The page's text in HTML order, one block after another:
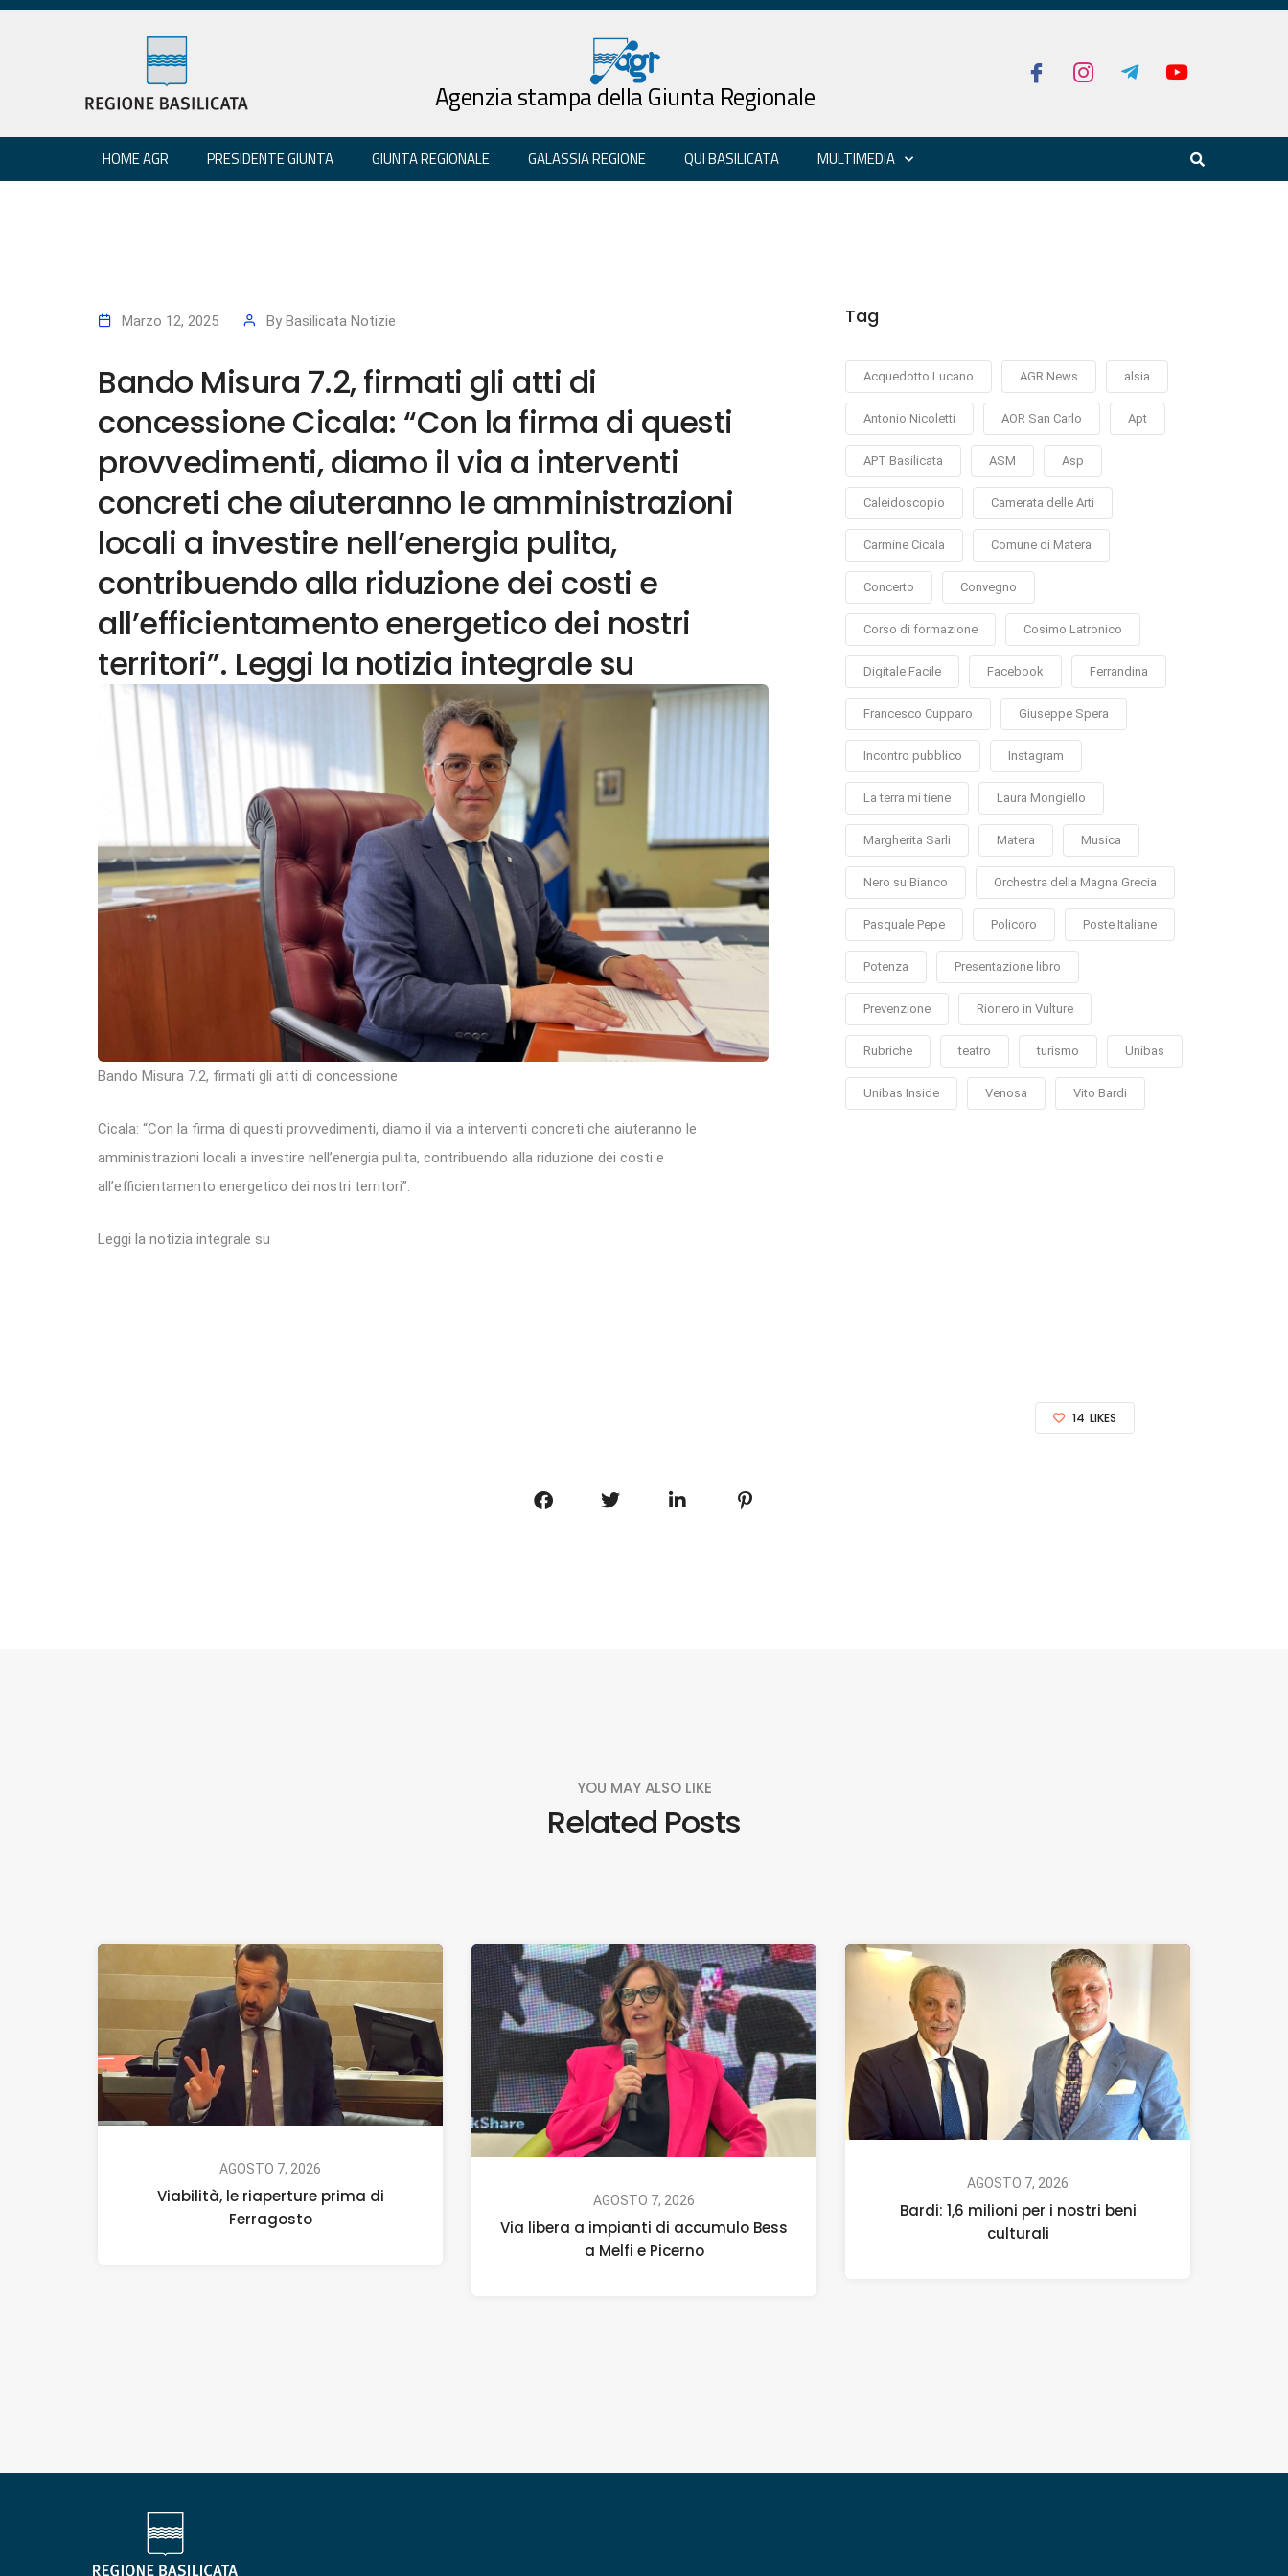
Agenzia stampa della Giunta Regionale
HOME AGR PRESIDENTE GIUNTA GIUNTA REGIONALE GALASSIA REGIONE QUI BASILICATA MULTIMEDIA
Marzo 12, 2025 By Basilicata Notizie
Bando Misura 7.2, firmati gli atti di
concessione Cicala: “Con la firma di questi
provvedimenti, diamo il via a interventi
concreti che aiuteranno le amministrazioni
locali a investire nell’energia pulita,
contribuendo alla riduzione dei costi e
all’efficientamento energetico dei nostri
territori”. Leggi la notizia integrale su
Bando Misura 7.2, firmati gli atti di concessione
Cicala: “Con la firma di questi provvedimenti, diamo il via a interventi concreti che aiuteranno le
amministrazioni locali a investire nell’energia pulita, contribuendo alla riduzione dei costi e
all’efficientamento energetico dei nostri territori”.
Leggi la notizia integrale su
Tag
Acquedotto Lucano AGR News alsia
Antonio Nicoletti AOR San Carlo Apt
APT Basilicata ASM Asp
Caleidoscopio Camerata delle Arti
Carmine Cicala Comune di Matera
Concerto Convegno
Corso di formazione Cosimo Latronico
Digitale Facile Facebook Ferrandina
Francesco Cupparo Giuseppe Spera
Incontro pubblico Instagram
La terra mi tiene Laura Mongiello
Margherita Sarli Matera Musica
Nero su Bianco Orchestra della Magna Grecia
Pasquale Pepe Policoro Poste Italiane
Potenza Presentazione libro
Prevenzione Rionero in Vulture
Rubriche teatro turismo Unibas
Unibas Inside Venosa Vito Bardi
14 LIKES
YOU MAY ALSO LIKE
Related Posts
AGOSTO 7, 2026
Viabilità, le riaperture prima di
Ferragosto
AGOSTO 7, 2026
Via libera a impianti di accumulo Bess
a Melfi e Picerno
AGOSTO 7, 2026
Bardi: 1,6 milioni per i nostri beni
culturali